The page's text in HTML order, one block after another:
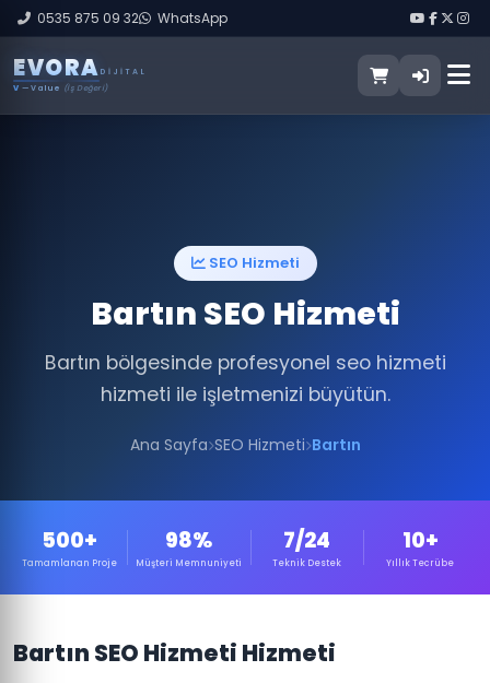
0535 875 09 32 WhatsApp
EVORA DIJITAL
V — Value (İş Değeri)
SEO Hizmeti
Bartın SEO Hizmeti
Bartın bölgesinde profesyonel seo hizmeti
hizmeti ile işletmenizi büyütün.
Ana Sayfa SEO Hizmeti Bartın
500+
Tamamlanan Proje
98%
Müşteri Memnuniyeti
7/24
Teknik Destek
10+
Yıllık Tecrübe
Bartın SEO Hizmeti Hizmeti